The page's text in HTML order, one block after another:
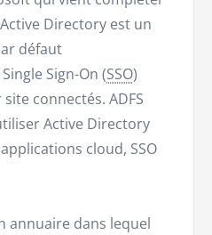
Directory est un
défaut
Sign-On (SSO)
connectés. ADFS
Active Directory
cloud, SSO
annuaire dans lequel